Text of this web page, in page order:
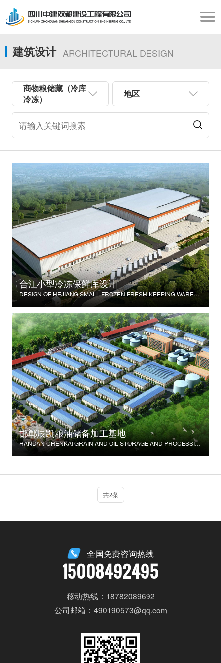
建筑设计 ARCHITECTURAL DESIGN
商物粮储藏（冷库
冷冻）
地区
合江小型冷冻保鲜库设计
DESIGN OF HEJIANG SMALL FROZEN FRESH-KEEPING WAREHOUSE
邯郸辰凯粮油储备加工基地
HANDAN CHENKAI GRAIN AND OIL STORAGE AND PROCESSING BASE
共2条
全国免费咨询热线
15008492495
移动热线：18782089692
公司邮箱：490190573@qq.com